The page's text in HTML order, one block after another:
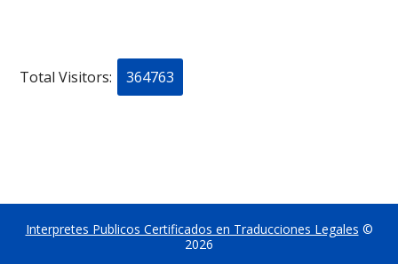
Total Visitors: 364763
Interpretes Publicos Certificados en Traducciones Legales ©
2026